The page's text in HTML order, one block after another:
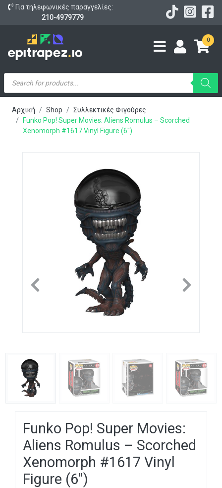
Για τηλεφωνικές παραγγελίες:
210-4979779
0
Products
search
Αρχική Shop
Συλλεκτικές Φιγούρες
Funko Pop! Super Movies: Aliens Romulus – Scorched
Xenomorph #1617 Vinyl Figure (6″)
Previous Next
Funko Pop! Super Movies:
Aliens Romulus – Scorched
Xenomorph #1617 Vinyl
Figure (6″)